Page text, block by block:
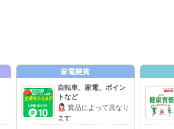
家電懸賞
自転車、家電、ポイン
トなど
賞品によって異なり
ます